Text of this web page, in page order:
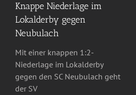
Knappe Niederlage im
Lokalderby gegen
Neubulach
Mit einer knappen 1:2-
Niederlage im Lokalderby
gegen den SC Neubulach geht
der SV